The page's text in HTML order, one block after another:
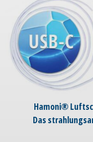
Hamoni®
Das